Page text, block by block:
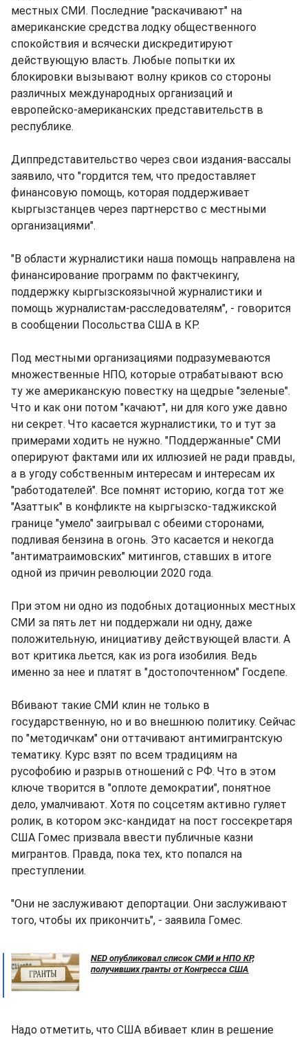
местных СМИ. Последние "раскачивают" на
американские средства лодку общественного
спокойствия и всячески дискредитируют
действующую власть. Любые попытки их
блокировки вызывают волну криков со стороны
различных международных организаций и
европейско-американских представительств в
республике.
Диппредставительство через свои издания-вассалы
заявило, что "гордится тем, что предоставляет
финансовую помощь, которая поддерживает
кыргызстанцев через партнерство с местными
организациями".
"В области журналистики наша помощь направлена на
финансирование программ по фактчекингу,
поддержку кыргызскоязычной журналистики и
помощь журналистам-расследователям", - говорится
в сообщении Посольства США в КР.
Под местными организациями подразумеваются
множественные НПО, которые отрабатывают всю
ту же американскую повестку на щедрые "зеленые".
Что и как они потом "качают", ни для кого уже давно
ни секрет. Что касается журналистики, то и тут за
примерами ходить не нужно. "Поддержанные" СМИ
оперируют фактами или их иллюзией не ради правды,
а в угоду собственным интересам и интересам их
"работодателей". Все помнят историю, когда тот же
"Азаттык" в конфликте на кыргызско-таджикской
границе "умело" заигрывал с обеими сторонами,
подливая бензина в огонь. Это касается и некогда
"антиматраимовских" митингов, ставших в итоге
одной из причин революции 2020 года.
При этом ни одно из подобных дотационных местных
СМИ за пять лет ни поддержали ни одну, даже
положительную, инициативу действующей власти. А
вот критика льется, как из рога изобилия. Ведь
именно за нее и платят в "достопочтенном" Госдепе.
Вбивают такие СМИ клин не только в
государственную, но и во внешнюю политику. Сейчас
по "методичкам" они оттачивают антимигрантскую
тематику. Курс взят по всем традициям на
русофобию и разрыв отношений с РФ. Что в этом
ключе творится в "оплоте демократии", понятное
дело, умалчивают. Хотя по соцсетям активно гуляет
ролик, в котором экс-кандидат на пост госсекретаря
США Гомес призвала ввести публичные казни
мигрантов. Правда, пока тех, кто попался на
преступлении.
"Они не заслуживают депортации. Они заслуживают
того, чтобы их прикончить", - заявила Гомес.
NED опубликовал список СМИ и НПО КР,
получивших гранты от Конгресса США
Надо отметить, что США вбивает клин в решение